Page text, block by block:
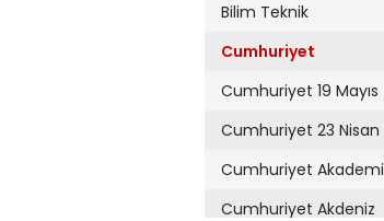
Bilim Teknik
Cumhuriyet
Cumhuriyet 19 Mayıs
Cumhuriyet 23 Nisan
Cumhuriyet Akademi
Cumhuriyet Akdeniz